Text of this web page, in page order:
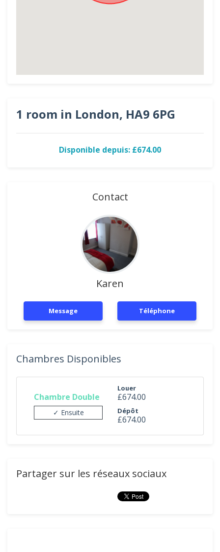
1 room in London, HA9 6PG
Disponible depuis: £674.00
Contact
Karen
Message Téléphone
Chambres Disponibles
Chambre Double
✓ Ensuite
Louer
£674.00
Dépôt
£674.00
Partager sur les réseaux sociaux